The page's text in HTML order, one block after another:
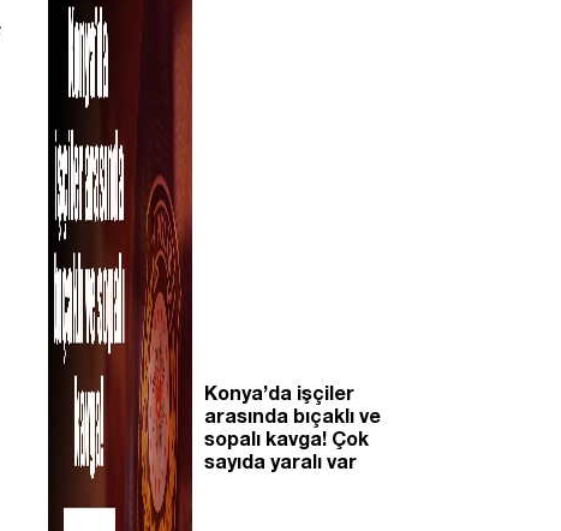
Konya’da işçiler
arasında bıçaklı ve
sopalı kavga! Çok
sayıda yaralı var